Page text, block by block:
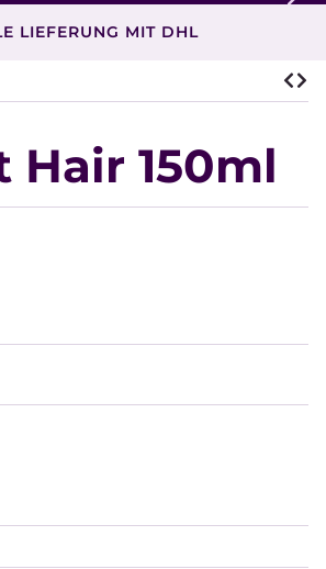
LIEFERUNG MIT DHL
Hair 150ml